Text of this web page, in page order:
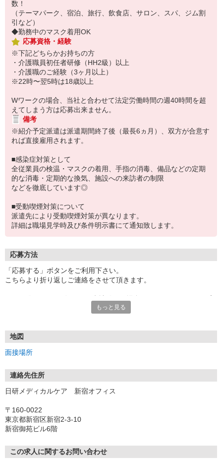
数！
（テーマパーク、宿泊、旅行、飲食店、サロン、スパ、ジム割
引など）
◆勤務中のマスク着用OK
応募資格・経験
※下記どちらかお持ちの方
・介護職員初任者研修（HH2級）以上
・介護職のご経験（3ヶ月以上）
※22時〜翌5時は18歳以上
Wワークの場合、当社と合わせて法定労働時間の週40時間を超
えてしまう方は応募出来ません。
備考
※紹介予定派遣は派遣期間終了後（最長6ヵ月）、双方が合意す
れば直接雇用されます。
■感染症対策として
全従業員の検温・マスクの着用、手指の消毒、備品などの定期
的な消毒・定期的な換気、施設への来訪者の制限
などを徹底しています◎
■受動喫煙対策について
派遣先により受動喫煙対策が異なります。
詳細は職場見学時及び条件明示書にて通知致します。
応募方法
「応募する」ボタンをご利用下さい。
こちらより折り返しご連絡をさせて頂きます。
もっと見る
地図
面接場所
連絡先住所
日研メディカルケア 新宿オフィス
〒160-0022
東京都新宿区新宿2-3-10
新宿御苑ビル6階
この求人に関するお問い合わせ